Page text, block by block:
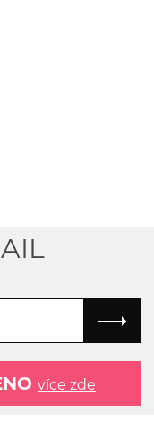
více zde